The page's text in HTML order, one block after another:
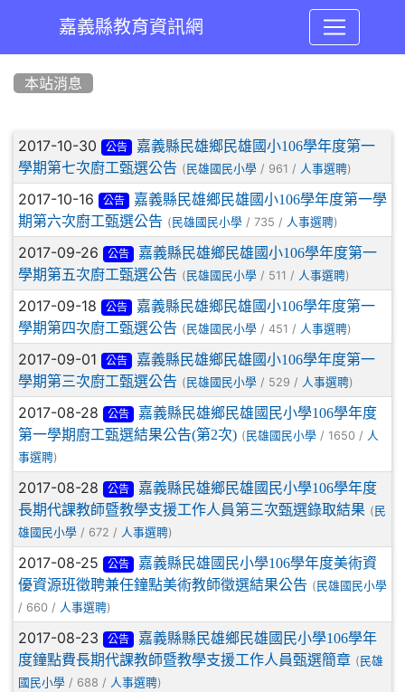
嘉義縣教育資訊網
本站消息
文章列表
2017-10-30 公告
嘉義縣民雄鄉民雄國小106學年度第一
學期第七次廚工甄選公告 ( 民雄國民小學 / 961 / 人事選聘)
2017-10-16 公告
嘉義縣民雄鄉民雄國小106學年度第一學
期第六次廚工甄選公告 ( 民雄國民小學 / 735 / 人事選聘)
2017-09-26 公告
嘉義縣民雄鄉民雄國小106學年度第一
學期第五次廚工甄選公告 ( 民雄國民小學 / 511 / 人事選聘)
2017-09-18 公告
嘉義縣民雄鄉民雄國小106學年度第一
學期第四次廚工甄選公告 ( 民雄國民小學 / 451 / 人事選聘)
2017-09-01 公告
嘉義縣民雄鄉民雄國小106學年度第一
學期第三次廚工甄選公告 ( 民雄國民小學 / 529 / 人事選聘)
2017-08-28 公告
嘉義縣民雄鄉民雄國民小學106學年度
第一學期廚工甄選結果公告(第2次) ( 民雄國民小學 / 1650 / 人
事選聘)
2017-08-28 公告
嘉義縣民雄鄉民雄國民小學106學年度
長期代課教師暨教學支援工作人員第三次甄選錄取結果 ( 民
雄國民小學 / 672 / 人事選聘)
2017-08-25 公告
嘉義縣民雄國民小學106學年度美術資
優資源班徵聘兼任鐘點美術教師徵選結果公告 ( 民雄國民小學
/ 660 / 人事選聘)
2017-08-23 公告
嘉義縣縣民雄鄉民雄國民小學106學年
度鐘點費長期代課教師暨教學支援工作人員甄選簡章 ( 民雄
國民小學 / 688 / 人事選聘)